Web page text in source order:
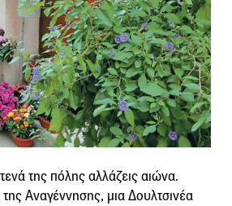
της πόλης αλλάζεις αιώνα.
της Αναγέννησης, μια Δουλτσινέα